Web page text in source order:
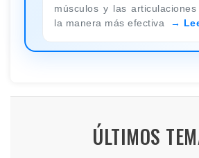
músculos y las
la manera más efectiva
ÚLTIMOS